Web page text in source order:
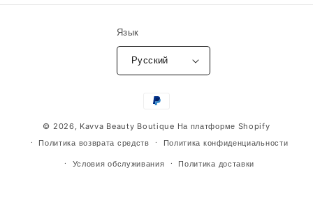
Язык
Русский
Способы
© 2026, Kavva Beauty Boutique На платформе Shopify
Политика возврата средств
Политика конфиденциальности
Условия обслуживания Политика доставки